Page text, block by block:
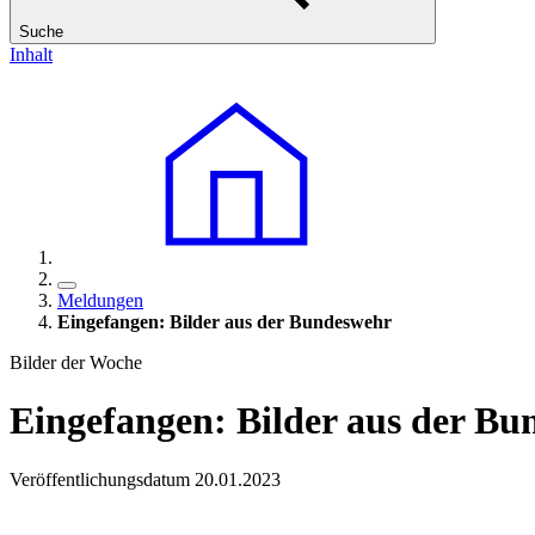
Suche
Inhalt
Meldungen
Eingefangen: Bilder aus der Bundeswehr
Bilder der Woche
Eingefangen: Bilder aus der
Veröffentlichungsdatum 20.01.2023